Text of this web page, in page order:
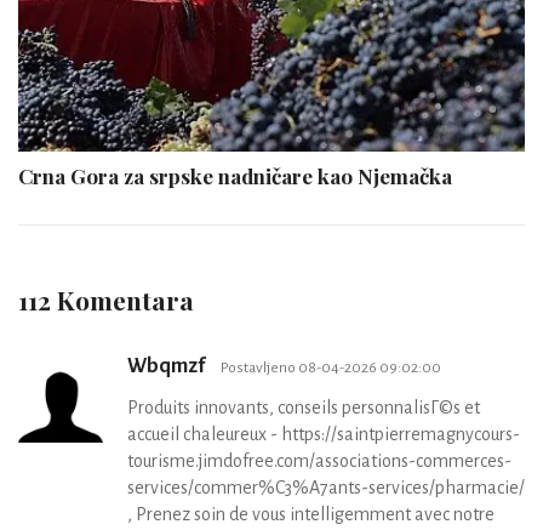
Crna Gora za srpske nadničare kao Njemačka
112 Komentara
Wbqmzf Postavljeno 08-04-2026 09:02:00
Produits innovants, conseils personnalisГ©s et
accueil chaleureux - https://saintpierremagnycours-
tourisme.jimdofree.com/associations-commerces-
services/commer%C3%A7ants-services/pharmacie/
, Prenez soin de vous intelligemment avec notre